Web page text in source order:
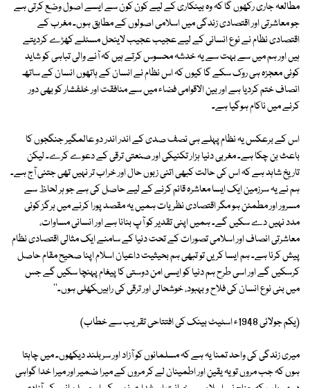
مطالعہ جاری رکھوں گا کہ وہ بینکاری کے لیے کون کون سے ایسے اصول وضع کرتی ہے
جو معاشرتی اور اقتصادی زندگی میں اسلامی اصولوں کے مطابق ہوں۔ مغرب کے
اقتصادی نظام نے نوع انسانی کے لیے عجیب عجیب لاینحل مسئلے کھڑے کردیتے
ہیں اور ہم میں سے بہت سے یہ خدشہ محسوس کرتے ہیں کہ آنے والی تباہی کو شاید
کوئی معجزہ ہی روک سکے گا کیوں کہ اس نظام نے انسان کے ہاتھوں انسان کے ساتھ
انصاف ختم کردیا ہے اور بین الاقوامی فضاء میں سے منافقت اور خلفشار کو بھی دور
کرنے میں ناکام ہوگیا ہے۔
اس کے برعکس یہ نظام پہلے ہی نصف صدی کے اندر اندر دو عالمگیر جنگجوں کا
باعث بن چکا ہے۔ مغربی دنیا ہزار تکنیکی اور صنعتی ترقی کے دعوے کرے۔ لیکن
تاریخ شاہد ہے کہ اس کی حالت کبھی اتنی زبوں حال اور خراب تر نہیں تھی جتنی آج ہے۔
ہم نے یہ سرزمین ایک ایسا معاشرہ قائم کرنے کے لیے حاصل کی ہے جو ہر لحاظ سے
مسرور اور مطمئن ہو مگر اقتصادی نظریات ہمیں یہ مقصد پورا کرنے میں ہرگز کوئی
مدد نہیں دے سکیں گے۔ ہمیں اپنی تقدیر کو آپ بنانا ہے اور انسانی مساوات،
معاشرتی انصاف اور اسلامی تصورات کے تحت دنیا کے سامنے ایک مثالی اقتصادی نظام
پیش کرنا ہے۔ ہم ایسا کریں تو تبھی ہم بحیثیت داعیان اسلام اپنا صحیح مقام حاصل
کرسکیں گے اور اسی طرح ہم دنیا کو ایسی امن دوستی کا پیغام پہنچا سکیں گے جس
میں بنی نوع انسان کی فلاح و بہبود، خوشحالی اور ترقی کی راہیںکھلی ہوں۔''
(یکم جولائی 1948ء اسٹیٹ بینک کی افتتاحی تقریب سے خطاب)
میری زندگی کی واحد تمنا یہ ہے کہ مسلمانوں کو آزاد اور سربلند دیکھوں۔ میں چاہتا
ہوں کہ جب مروں تو یہ یقین اور اطمینان لے کر مروں کے میرا ضمیر اور میرا خدا گواہی